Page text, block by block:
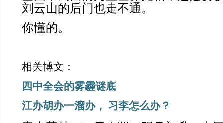
刘云山的后门也走不通。
你懂的。
相关博文：
四中全会的雾霾谜底
江办胡办一溜办， 习李怎么办？